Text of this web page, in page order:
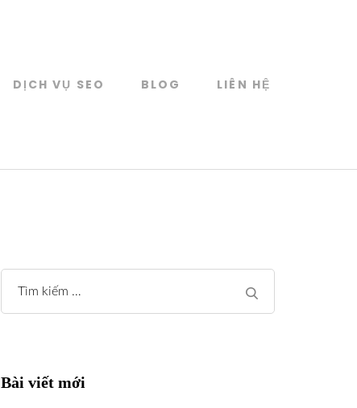
DỊCH VỤ SEO BLOG LIÊN HỆ
Tìm
kiếm
Bài viết mới